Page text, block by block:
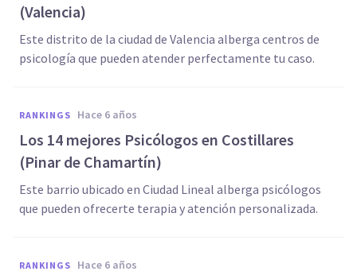
(Valencia)
Este distrito de la ciudad de Valencia alberga centros de
psicología que pueden atender perfectamente tu caso.
RANKINGS hace 6 años
Los 14 mejores Psicólogos en Costillares
(Pinar de Chamartín)
Este barrio ubicado en Ciudad Lineal alberga psicólogos
que pueden ofrecerte terapia y atención personalizada.
RANKINGS hace 6 años